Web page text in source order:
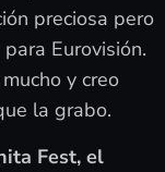
preciosa pero
Eurovisión.
y creo
la grabo.
Fest, el